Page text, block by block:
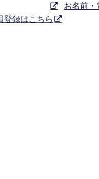
お名前・
登録はこちら